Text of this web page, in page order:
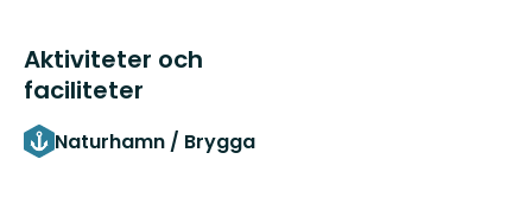
Aktiviteter och
faciliteter
Naturhamn / Brygga